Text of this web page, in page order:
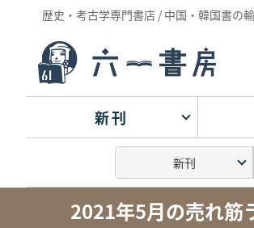
歴史・考古学専門書店 / 中国・韓国書の
新刊
2021年5月の売れ筋